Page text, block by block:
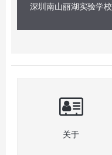
深圳南山丽湖实验学校
关于